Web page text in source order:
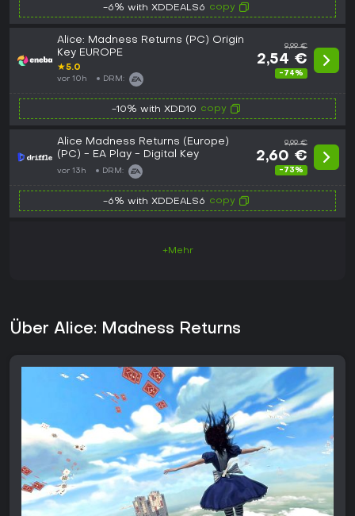
-6% with XDDEALS6 copy
Alice: Madness Returns (PC) Origin
Key EUROPE
★5.0
vor 10h DRM:
9,99 €
2,54 €
-74%
-10% with XDD10 copy
Alice Madness Returns (Europe)
(PC) - EA Play - Digital Key
vor 13h DRM:
9,99 €
2,60 €
-73%
-6% with XDDEALS6 copy
+Mehr
Über Alice: Madness Returns